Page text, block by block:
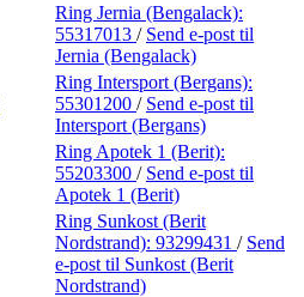
Ring Jernia (Bengalack):
55317013 / Send e-post til
Jernia (Bengalack)
Ring Intersport (Bergans):
55301200 / Send e-post til
Intersport (Bergans)
Ring Apotek 1 (Berit):
55203300 / Send e-post til
Apotek 1 (Berit)
Ring Sunkost (Berit
Nordstrand): 93299431 / Send
e-post til Sunkost (Berit
Nordstrand)